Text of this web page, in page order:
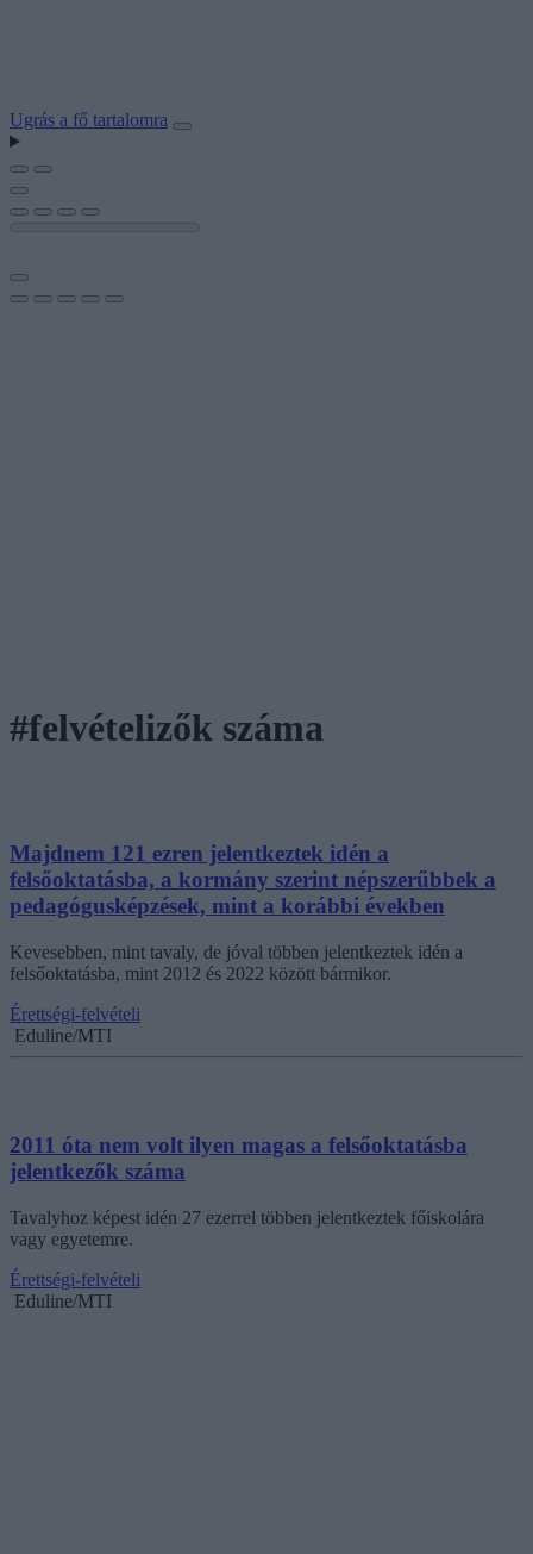
Ugrás a fő tartalomra
#felvételizők száma
Majdnem 121 ezren jelentkeztek idén a
felsőoktatásba, a kormány szerint népszerűbbek a
pedagógusképzések, mint a korábbi években
Kevesebben, mint tavaly, de jóval többen jelentkeztek idén a
felsőoktatásba, mint 2012 és 2022 között bármikor.
Érettségi-felvételi
Eduline/MTI
2011 óta nem volt ilyen magas a felsőoktatásba
jelentkezők száma
Tavalyhoz képest idén 27 ezerrel többen jelentkeztek főiskolára
vagy egyetemre.
Érettségi-felvételi
Eduline/MTI